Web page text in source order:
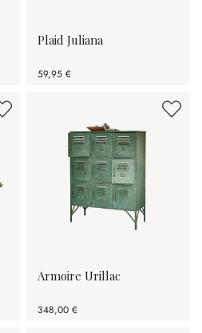
Plaid Juliana
59,95 €
Armoire Urillac
348,00 €